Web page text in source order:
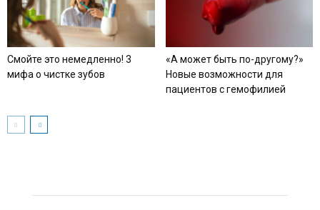
Смойте это немедленно! 3
мифа о чистке зубов
«А может быть по-другому?»
Новые возможности для
пациентов с гемофилией